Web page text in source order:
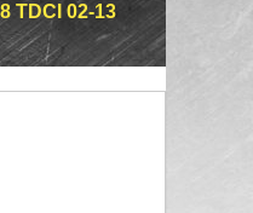
TDCI 02-13